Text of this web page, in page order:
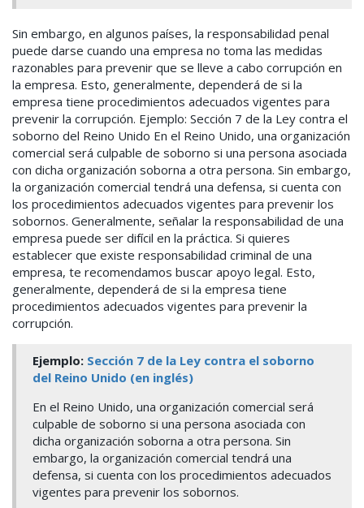
Sin embargo, en algunos países, la responsabilidad penal
puede darse cuando una empresa no toma las medidas
razonables para prevenir que se lleve a cabo corrupción en
la empresa. Esto, generalmente, dependerá de si la
empresa tiene procedimientos adecuados vigentes para
prevenir la corrupción. Ejemplo: Sección 7 de la Ley contra el
soborno del Reino Unido En el Reino Unido, una organización
comercial será culpable de soborno si una persona asociada
con dicha organización soborna a otra persona. Sin embargo,
la organización comercial tendrá una defensa, si cuenta con
los procedimientos adecuados vigentes para prevenir los
sobornos. Generalmente, señalar la responsabilidad de una
empresa puede ser difícil en la práctica. Si quieres
establecer que existe responsabilidad criminal de una
empresa, te recomendamos buscar apoyo legal. Esto,
generalmente, dependerá de si la empresa tiene
procedimientos adecuados vigentes para prevenir la
corrupción.
Ejemplo: Sección 7 de la Ley contra el soborno
del Reino Unido (en inglés)
En el Reino Unido, una organización comercial será
culpable de soborno si una persona asociada con
dicha organización soborna a otra persona. Sin
embargo, la organización comercial tendrá una
defensa, si cuenta con los procedimientos adecuados
vigentes para prevenir los sobornos.